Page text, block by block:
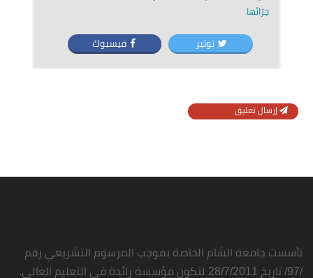
جرّائها
توتير فيسبوك
إرسال تعليق
تأسست جامعة الشام الخاصة بموجب المرسوم التشريعي رقم
/97/ تاريخ 28/7/2011 لتكون مؤسسة رائدة في التعليم العالي.